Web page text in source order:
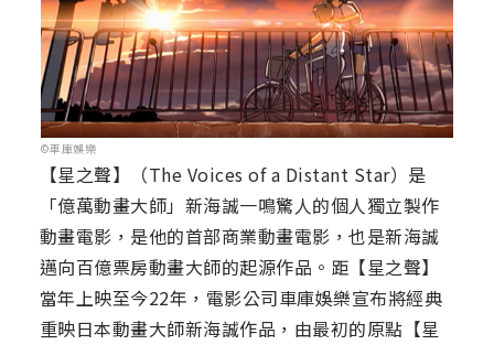
©車庫娛樂
【星之聲】（The Voices of a Distant Star）是
「億萬動畫大師」新海誠一鳴驚人的個人獨立製作
動畫電影，是他的首部商業動畫電影，也是新海誠
邁向百億票房動畫大師的起源作品。距【星之聲】
當年上映至今22年，電影公司車庫娛樂宣布將經典
重映日本動畫大師新海誠作品，由最初的原點【星